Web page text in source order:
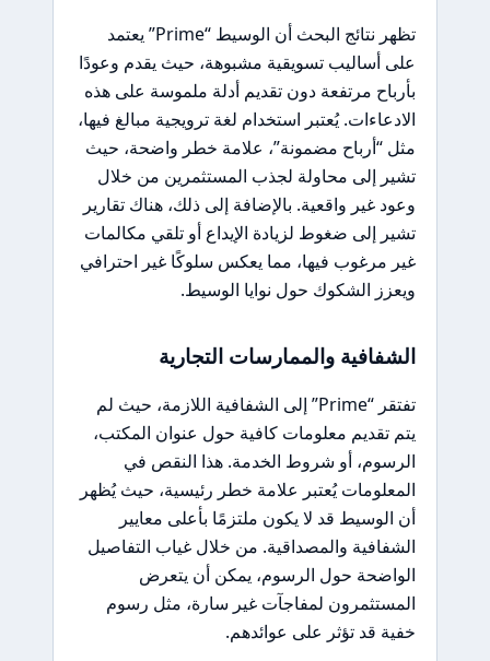
تظهر نتائج البحث أن الوسيط “Prime” يعتمد
على أساليب تسويقية مشبوهة، حيث يقدم وعودًا
بأرباح مرتفعة دون تقديم أدلة ملموسة على هذه
الادعاءات. يُعتبر استخدام لغة ترويجية مبالغ فيها،
مثل “أرباح مضمونة”، علامة خطر واضحة، حيث
تشير إلى محاولة لجذب المستثمرين من خلال
وعود غير واقعية. بالإضافة إلى ذلك، هناك تقارير
تشير إلى ضغوط لزيادة الإيداع أو تلقي مكالمات
غير مرغوب فيها، مما يعكس سلوكًا غير احترافي
ويعزز الشكوك حول نوايا الوسيط.
الشفافية والممارسات التجارية
تفتقر “Prime” إلى الشفافية اللازمة، حيث لم
يتم تقديم معلومات كافية حول عنوان المكتب،
الرسوم، أو شروط الخدمة. هذا النقص في
المعلومات يُعتبر علامة خطر رئيسية، حيث يُظهر
أن الوسيط قد لا يكون ملتزمًا بأعلى معايير
الشفافية والمصداقية. من خلال غياب التفاصيل
الواضحة حول الرسوم، يمكن أن يتعرض
المستثمرون لمفاجآت غير سارة، مثل رسوم
خفية قد تؤثر على عوائدهم.